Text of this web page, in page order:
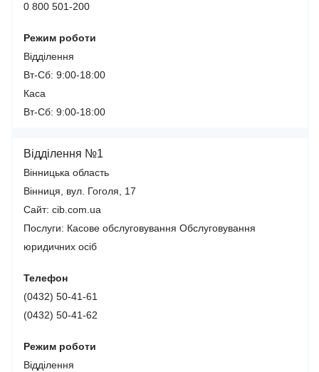
0 800 501-200
Режим роботи
Відділення
Вт-Сб: 9:00-18:00
Каса
Вт-Сб: 9:00-18:00
Відділення №1
Вінницька область
Вінниця, вул. Гоголя, 17
Сайт: cib.com.ua
Послуги: Касове обслуговування Обслуговування
юридичних осіб
Телефон
(0432) 50-41-61
(0432) 50-41-62
Режим роботи
Відділення